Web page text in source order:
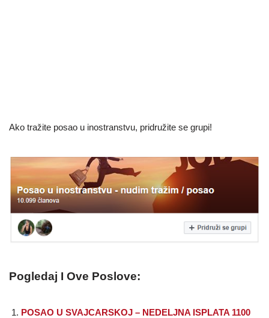
Ako tražite posao u inostranstvu, pridružite se grupi!
Pogledaj I Ove Poslove:
POSAO U SVAJCARSKOJ – NEDELJNA ISPLATA 1100